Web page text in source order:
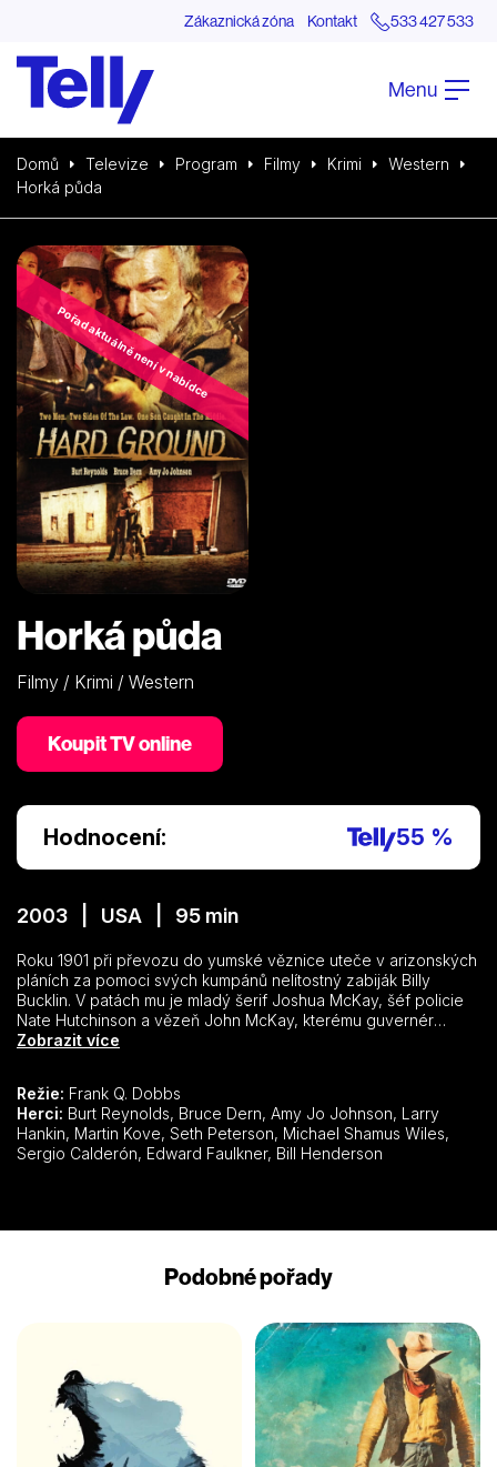
Zákaznická zóna Kontakt 533 427 533
Menu
Domů Televize Program Filmy Krimi
Western
Horká půda
Pořad aktuálně není v nabídce
Horká půda
Filmy / Krimi / Western
Koupit TV online
Hodnocení: 55 %
2003 | USA | 95 min
Roku 1901 při převozu do yumské věznice uteče v arizonských
pláních za pomoci svých kumpánů nelítostný zabiják Billy
Bucklin. V patách mu je mladý šerif Joshua McKay, šéf policie
Nate Hutchinson a vězeň John McKay, kterému guvernér
přislíbí za pomoc při dopadení Bucklina milost. John McKay
nakonec sám do křížku se záakonem. Na cestu za
nebezpečným Bucklinem, toužícím po zlatě, se vydává i
půvabná Liz, které Bucklin chladnokrevně vyvraždil celou
rodinu. Pro Johna McKaye je čas strávený při stíhání zločince
Zobrazit více
Režie: Frank Q. Dobbs
Herci:
Hankin, Martin Kove, Seth Peterson, Michael Shamus Wiles,
Sergio Calderón, Edward Faulkner, Bill Henderson
Podobné pořady